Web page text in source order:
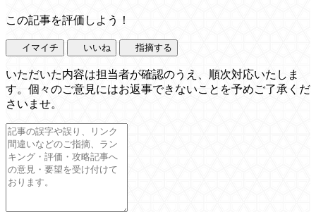
この記事を評価しよう！
イマイチ いいね 指摘する
いただいた内容は担当者が確認のうえ、順次対応いたしま
す。個々のご意見にはお返事できないことを予めご了承くだ
さいませ。